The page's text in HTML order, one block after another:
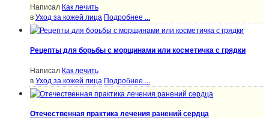
Написал Как лечить
вУход за кожей лица Подробнее ...
Рецепты для борьбы с морщинами или косметичка с грядки
Написал Как лечить
вУход за кожей лица Подробнее ...
Отечественная практика лечения ранений сердца